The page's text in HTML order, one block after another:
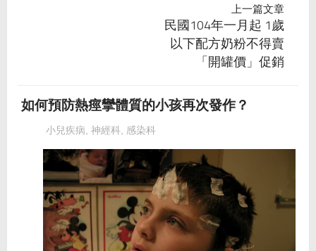
上一篇文章
民國104年一月起 1歲
以下配方奶粉不得賣
「開罐價」促銷
如何預防熱痙攣體質的小孩再次發作？
小兒疾病 神經科, 感染科